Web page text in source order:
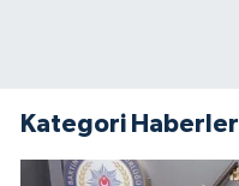
Kategori Haberler